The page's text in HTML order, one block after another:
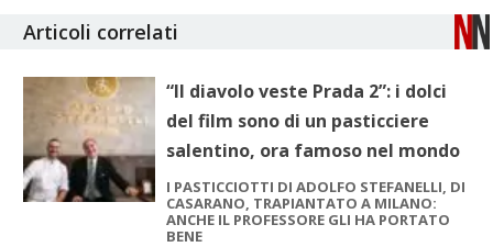
Articoli correlati
“Il diavolo veste Prada 2”: i dolci
del film sono di un pasticciere
salentino, ora famoso nel mondo
I PASTICCIOTTI DI ADOLFO STEFANELLI, DI
CASARANO, TRAPIANTATO A MILANO:
ANCHE IL PROFESSORE GLI HA PORTATO
BENE